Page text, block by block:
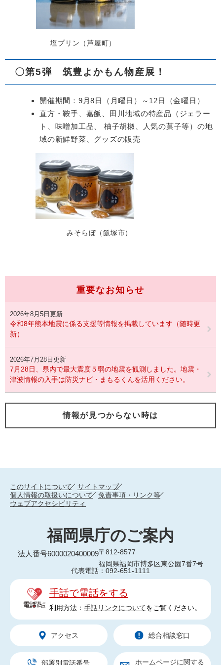
塩プリン（芦屋町）
〇第5弾 筑豊よかもん物産展！
開催期間：9月8日（月曜日）～12日（金曜日）
直方・鞍手、嘉飯、田川地域の特産品（ジェラー
ト、味噌加工品、 柚子胡椒、人気の菓子等）の地
域の新鮮野菜、グッズの販売
みそらぼ（飯塚市）
重要なお知らせ
2026年8月5日更新
令和8年熊本地震に係る支援等情報を掲載しています（随時更
新）
2026年7月28日更新
7月28日、県内で最大震度５弱の地震を観測しました。地震・
津波情報の入手は防災ナビ・まもるくんを活用ください。
情報が見つからない時は
このサイトについて
サイトマップ
個人情報の取扱いについて
免責事項・リンク等
ウェブアクセシビリティ
福岡県庁のご案内
法人番号6000020400009〒812-8577
福岡県福岡市博多区東公園7番7号
代表電話：092-651-1111
手話で電話をする
利用方法： 手話リンクについてをご覧ください。
アクセス 総合相談窓口
部署別電話番号 ホームページに関する